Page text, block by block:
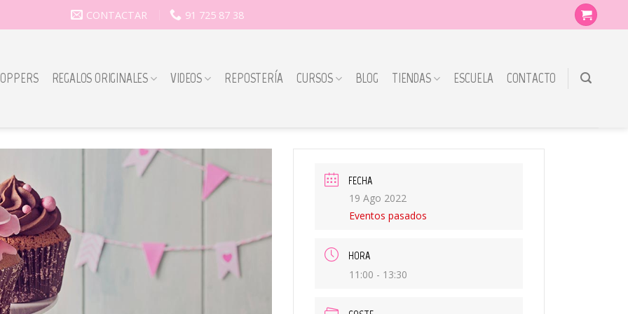
CONTACTAR 91 725 87 38
REGALOS ORIGINALES VIDEOS REPOSTERÍA CURSOS BLOG TIENDAS ESCUELA CONTACTO
FECHA
19 Ago 2022
Eventos pasados
HORA
11:00 - 13:30